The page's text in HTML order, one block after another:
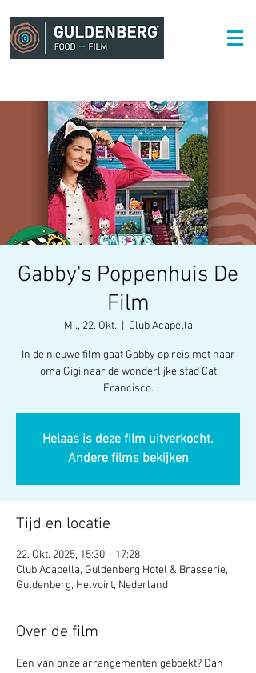
Gabby's Poppenhuis De
Film
Mi., 22. Okt. Club Acapella
In de nieuwe film gaat Gabby op reis met haar
oma Gigi naar de wonderlijke stad Cat
Francisco.
Helaas is deze film uitverkocht.
Andere films bekijken
Tijd en locatie
22. Okt. 2025, 15:30 – 17:28
Club Acapella, Guldenberg Hotel & Brasserie,
Guldenberg, Helvoirt, Nederland
Over de film
Een van onze arrangementen geboekt? Dan